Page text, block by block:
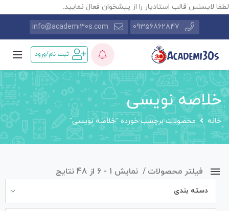
لطفا لایسنس قالب استادیار را از پیشخوان فعال نمایید.
09356862847
info@academi30s.com
ثبت نام/ورود
خلاصه نویسی
خانه محصولات برچسب خورده “خلاصه نویسی”
فیلتر محصولات نمایش 1 - 6 از 48 نتایج
دسته بندی